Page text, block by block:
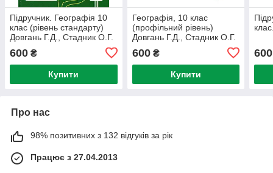
Підручник. Географія 10
клас (рівень стандарту)
Довгань Г.Д., Стадник О.Г.
600 ₴
Купити
Географія, 10 клас
(профільний рівень)
Довгань Г.Д., Стадник О.Г.
600₴
Купити
600
Про нас
98% позитивних з 132 відгуків за рік
Працює з 27.04.2013